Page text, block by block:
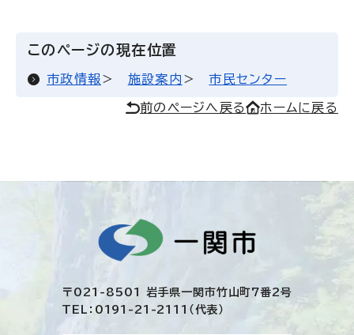
このページの現在位置
市政情報 施設案内 市民センター
前のページへ戻る ホームに戻る
〒021-8501 岩手県一関市竹山町7番2号
TEL：0191-21-2111（代表）